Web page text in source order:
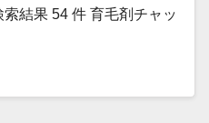
索結果 54 件 育毛剤チャッ